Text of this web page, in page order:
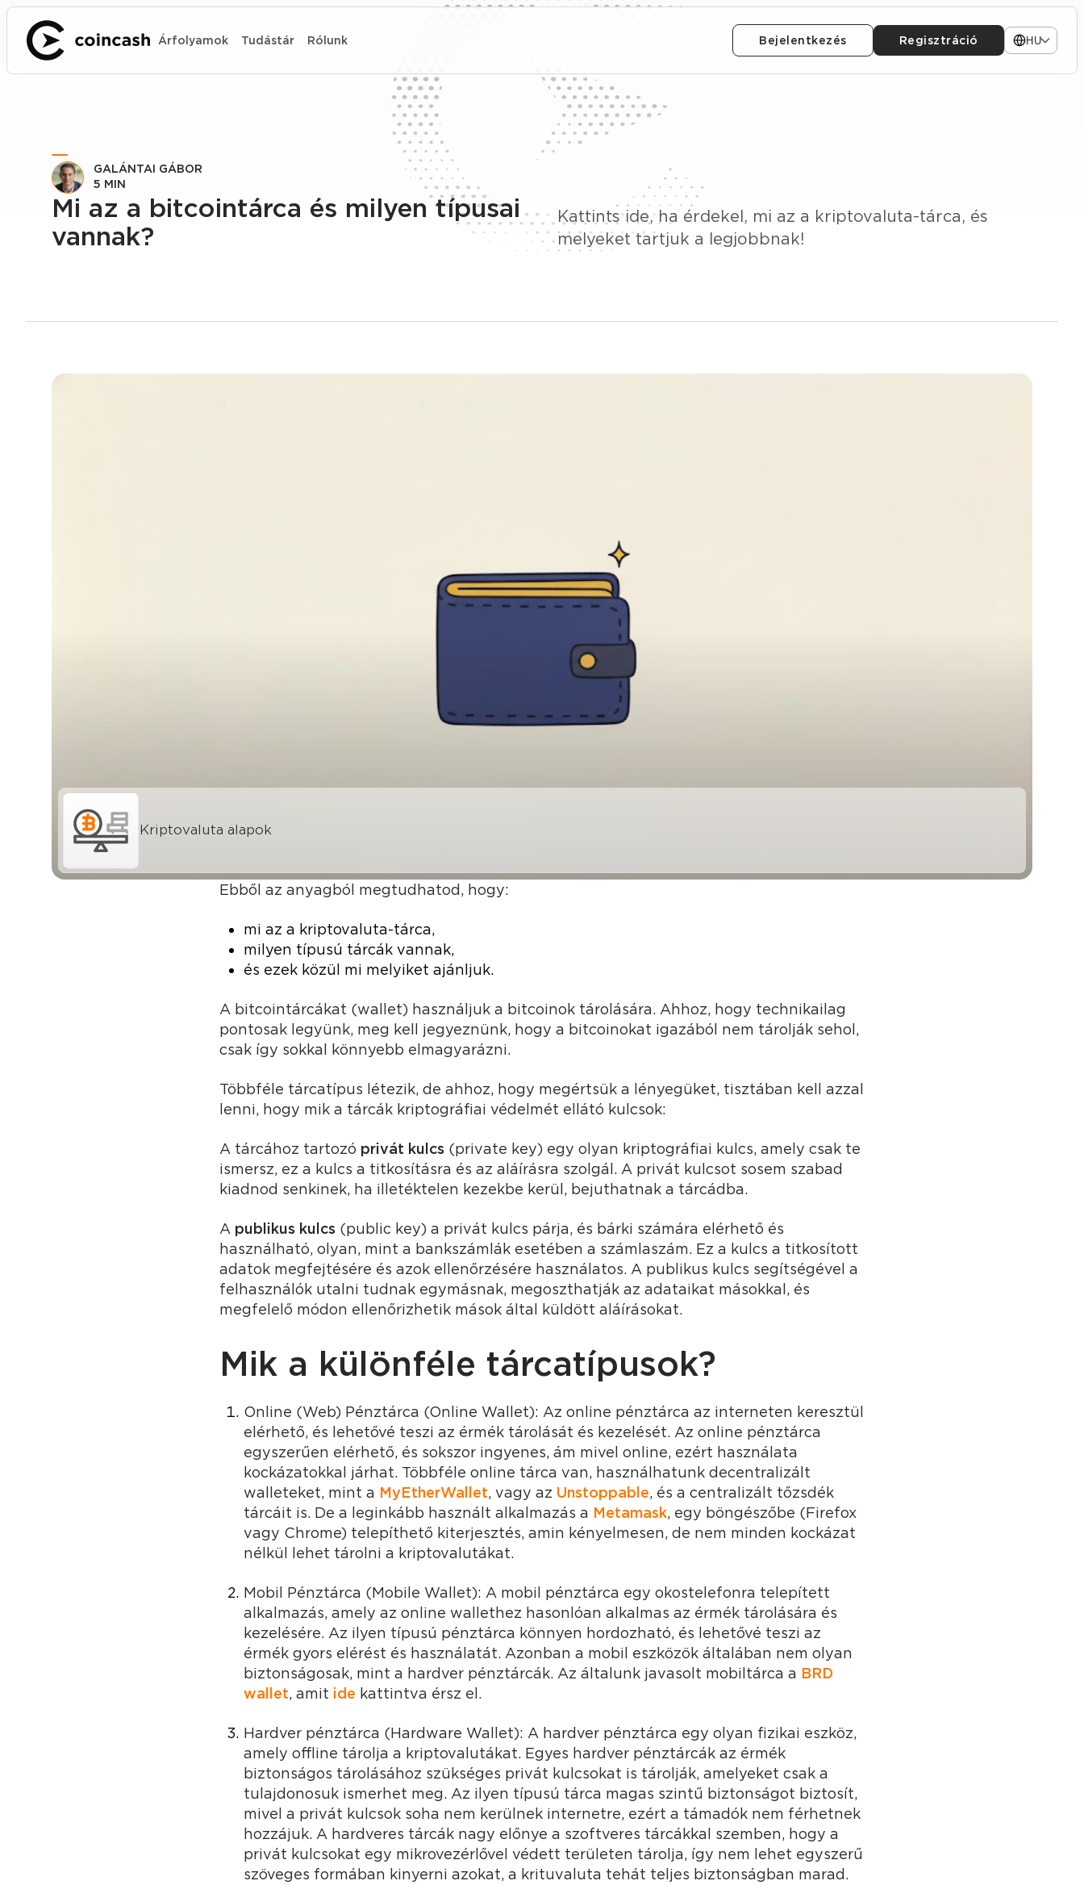
Árfolyamok Tudástár Rólunk Bejelentkezés Regisztráció HU
GALÁNTAI GÁBOR
5 MIN
Mi az a bitcointárca és milyen típusai
vannak?
Kattints ide, ha érdekel, mi az a kriptovaluta-tárca, és
melyeket tartjuk a legjobbnak!
Kriptovaluta alapok
Ebből az anyagból megtudhatod, hogy:
mi az a kriptovaluta-tárca,
milyen típusú tárcák vannak,
és ezek közül mi melyiket ajánljuk.
A bitcointárcákat (wallet) használjuk a bitcoinok tárolására. Ahhoz, hogy technikailag
pontosak legyünk, meg kell jegyeznünk, hogy a bitcoinokat igazából nem tárolják sehol,
csak így sokkal könnyebb elmagyarázni.
Többféle tárcatípus létezik, de ahhoz, hogy megértsük a lényegüket, tisztában kell azzal
lenni, hogy mik a tárcák kriptográfiai védelmét ellátó kulcsok:
A tárcához tartozó privát kulcs (private key) egy olyan kriptográfiai kulcs, amely csak te
ismersz, ez a kulcs a titkosításra és az aláírásra szolgál. A privát kulcsot sosem szabad
kiadnod senkinek, ha illetéktelen kezekbe kerül, bejuthatnak a tárcádba.
A publikus kulcs (public key) a privát kulcs párja, és bárki számára elérhető és
használható, olyan, mint a bankszámlák esetében a számlaszám. Ez a kulcs a titkosított
adatok megfejtésére és azok ellenőrzésére használatos. A publikus kulcs segítségével a
felhasználók utalni tudnak egymásnak, megoszthatják az adataikat másokkal, és
megfelelő módon ellenőrizhetik mások által küldött aláírásokat.
Mik a különféle tárcatípusok?
Online (Web) Pénztárca (Online Wallet): Az online pénztárca az interneten keresztül
elérhető, és lehetővé teszi az érmék tárolását és kezelését. Az online pénztárca
egyszerűen elérhető, és sokszor ingyenes, ám mivel online, ezért használata
kockázatokkal járhat. Többféle online tárca van, használhatunk decentralizált
walleteket, mint a MyEtherWallet, vagy az Unstoppable, és a centralizált tőzsdék
tárcáit is. De a leginkább használt alkalmazás a Metamask, egy böngészőbe (Firefox
vagy Chrome) telepíthető kiterjesztés, amin kényelmesen, de nem minden kockázat
nélkül lehet tárolni a kriptovalutákat.
Mobil Pénztárca (Mobile Wallet): A mobil pénztárca egy okostelefonra telepített
alkalmazás, amely az online wallethez hasonlóan alkalmas az érmék tárolására és
kezelésére. Az ilyen típusú pénztárca könnyen hordozható, és lehetővé teszi az
érmék gyors elérést és használatát. Azonban a mobil eszközök általában nem olyan
biztonságosak, mint a hardver pénztárcák. Az általunk javasolt mobiltárca a BRD
wallet, amit ide kattintva érsz el.
Hardver pénztárca (Hardware Wallet): A hardver pénztárca egy olyan fizikai eszköz,
amely offline tárolja a kriptovalutákat. Egyes hardver pénztárcák az érmék
biztonságos tárolásához szükséges privát kulcsokat is tárolják, amelyeket csak a
tulajdonosuk ismerhet meg. Az ilyen típusú tárca magas szintű biztonságot biztosít,
mivel a privát kulcsok soha nem kerülnek internetre, ezért a támadók nem férhetnek
hozzájuk. A hardveres tárcák nagy előnye a szoftveres tárcákkal szemben, hogy a
privát kulcsokat egy mikrovezérlővel védett területen tárolja, így nem lehet egyszerű
szöveges formában kinyerni azokat, a krituvaluta tehát teljes biztonságban marad.